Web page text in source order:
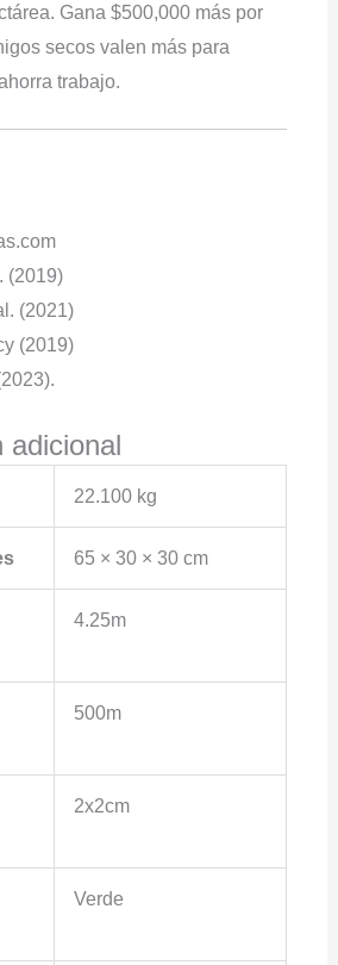
Gana $500,000 más por
secos valen más para
trabajo.
(2019)
(2021)
(2019)
adicional
22.100 kg
65 × 30 × 30 cm
4.25m
500m
2x2cm
Verde